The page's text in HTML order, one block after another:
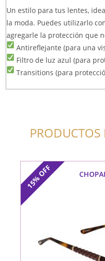
Un estilo para tus lentes,
la moda. Puedes utilizarlo
agregarle la protección que
Antireflejante (para una
Filtro de luz azul (para
Transitions (para
15%
OFF